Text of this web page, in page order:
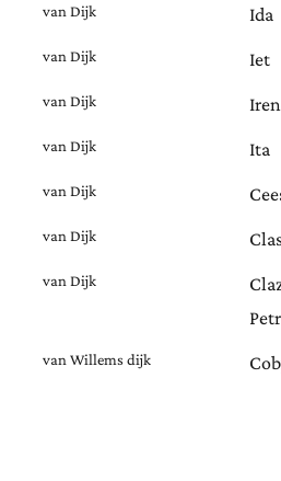
van Dijk Ida
van Dijk Iet
van Dijk
van Dijk Ita
van Dijk
van Dijk
van Dijk
van Willems dijk